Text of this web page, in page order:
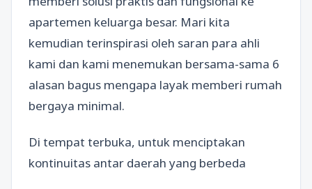
apartemen keluarga besar. Mari kita
kemudian terinspirasi oleh saran para ahli
kami dan kami menemukan bersama-sama 6
alasan bagus mengapa layak memberi rumah
bergaya minimal.
Di tempat terbuka, untuk menciptakan
kontinuitas antar daerah yang berbeda